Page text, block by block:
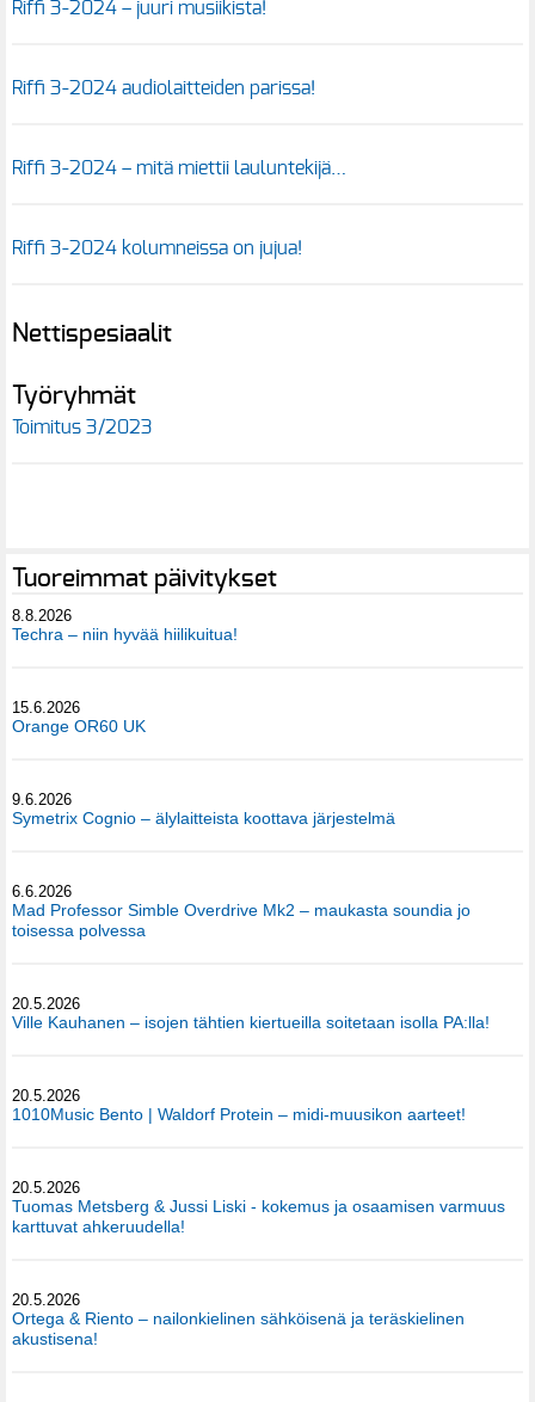
Riffi 3-2024 – juuri musiikista!
Riffi 3-2024 audiolaitteiden parissa!
Riffi 3-2024 – mitä miettii lauluntekijä…
Riffi 3-2024 kolumneissa on jujua!
Nettispesiaalit
Työryhmät
Toimitus 3/2023
Tuoreimmat päivitykset
8.8.2026
Techra – niin hyvää hiilikuitua!
15.6.2026
Orange OR60 UK
9.6.2026
Symetrix Cognio – älylaitteista koottava järjestelmä
6.6.2026
Mad Professor Simble Overdrive Mk2 – maukasta soundia jo
toisessa polvessa
20.5.2026
Ville Kauhanen – isojen tähtien kiertueilla soitetaan isolla PA:lla!
20.5.2026
1010Music Bento | Waldorf Protein – midi-muusikon aarteet!
20.5.2026
Tuomas Metsberg & Jussi Liski - kokemus ja osaamisen varmuus
karttuvat ahkeruudella!
20.5.2026
Ortega & Riento – nailonkielinen sähköisenä ja teräskielinen
akustisena!